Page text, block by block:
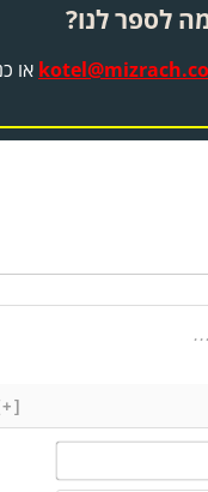
לספר לנו?
או